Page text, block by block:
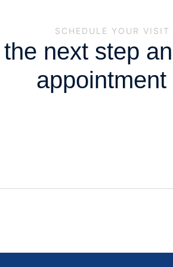
SCHEDULE YOUR VISIT
next step
appointment